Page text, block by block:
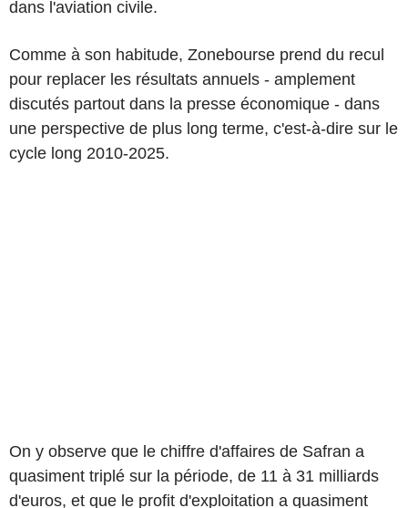
dans l'aviation civile.
Comme à son habitude, Zonebourse prend du recul
pour replacer les résultats annuels - amplement
discutés partout dans la presse économique - dans
une perspective de plus long terme, c'est-à-dire sur le
cycle long 2010-2025.
On y observe que le chiffre d'affaires de Safran a
quasiment triplé sur la période, de 11 à 31 milliards
d'euros, et que le profit d'exploitation a quasiment